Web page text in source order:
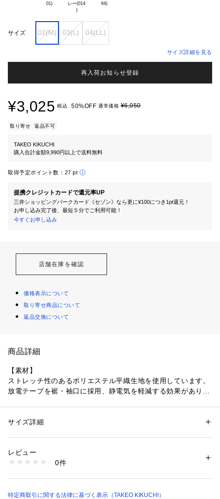
01)
レー(014
)
64)
サイズ 02(M) 03(L) 04(LL)
サイズ詳細を見る
再入荷お知らせ登録
¥3,025 税込 50%OFF 通常価格¥6,050
取り寄せ 返品不可
TAKEO KIKUCHI
購入合計金額9,990円以上で送料無料
取得予定ポイント数： 27 pt
提携クレジットカードで還元率UP
三井ショッピングパークカード《セゾン》なら更に¥100につき1pt還元！
お申し込み完了後、最短５分でご利用可能！
今すぐお申し込み
店舗在庫を確認
価格表示について
取り寄せ商品について
返品交換について
商品詳細
【素材】
ストレッチ性のあるポリエステル平織生地を使用しています。
放電テープを裾・袖口に採用、静電気を軽減する効果がありま
【デザイン】
裾はドローコード仕様になっており、ギュッと絞ることでシル
エット変化を楽しんだ着こなしが可能です。
・ポケット数：胸元×1
性別：メンズ
素材：ポリエステル96％ ポリウレタン4％
商品番号：
C01-83361 （ショップ）
サイズ詳細
レビュー
0件
特定商取引に関する法律に基づく表示（TAKEO KIKUCHI）